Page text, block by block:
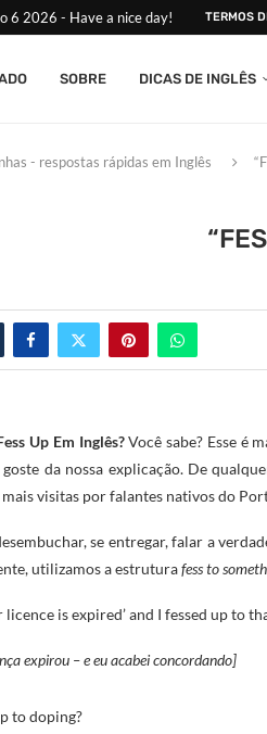
6 2026 - Have a nice day! TERMOS
SOBRE DICAS DE INGLÊS
- respostas rápidas em Inglês
Up Em Inglês?Você sabe? Esse é
goste da nossa explicação. De
mais visitas por falantes nativos do
se entregar, falar a
utilizamos a estruturafess to
licence is expired’ and I fessed up to
expirou – e eu acabei concordando]
to doping?